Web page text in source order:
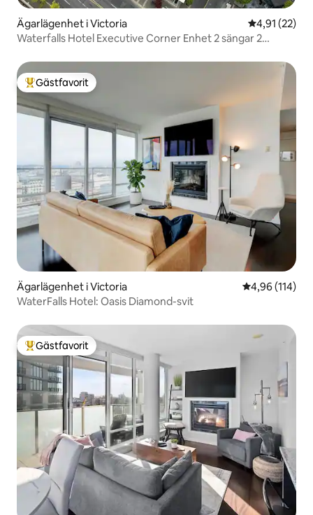
Ägarlägenhet i Victoria 4,91 av 5 i
4,91 (22)
Waterfalls Hotel Executive Corner Enhet 2 sängar 2
Populär gästfavorit
Gästfavorit
Ägarlägenhet i Victoria 4,96 av 5 i
4,96 (114)
WaterFalls Hotel: Oasis Diamond-svit
Populär gästfavorit
Gästfavorit